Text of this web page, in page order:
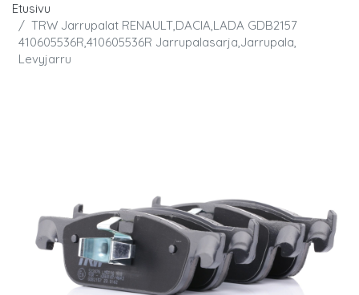
Etusivu
TRW Jarrupalat RENAULT,DACIA,LADA GDB2157
410605536R,410605536R Jarrupalasarja,Jarrupala,
Levyjarru